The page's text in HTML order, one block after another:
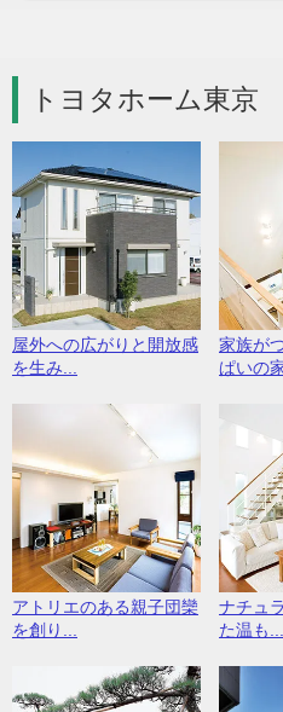
トヨタホーム東
屋外への広がりと開放感
を生み...
家族が
ぱいの
アトリエのある親子団欒
を創り...
ナチュ
た温も...